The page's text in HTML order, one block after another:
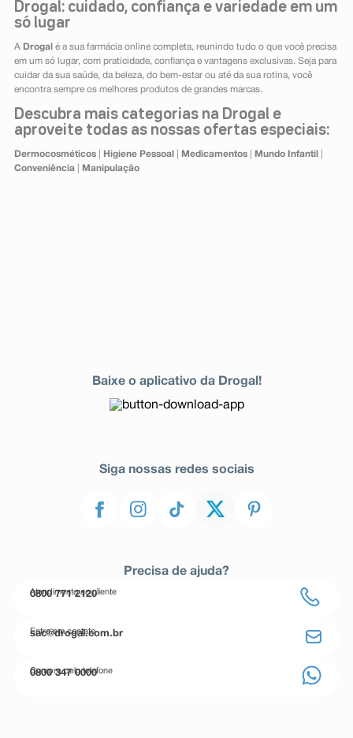
Drogal: cuidado, confiança e variedade em um
só lugar
A Drogal é a sua farmácia online completa, reunindo tudo o que você precisa
em um só lugar, com praticidade, confiança e vantagens exclusivas. Seja para
cuidar da sua saúde, da beleza, do bem-estar ou até da sua rotina, você
encontra sempre os melhores produtos de grandes marcas.
Descubra mais categorias na Drogal e
aproveite todas as nossas ofertas especiais:
Dermocosméticos| Higiene Pessoal Medicamentos| Mundo Infantil
Conveniência| Manipulação
Baixe o aplicativo da Drogal!
Siga nossas redes sociais
Precisa de ajuda?
Atendimento ao cliente
0800 771 2120
Entre em contato
sac@drogal.com.br
Compre pelo telefone
0800 347 0000